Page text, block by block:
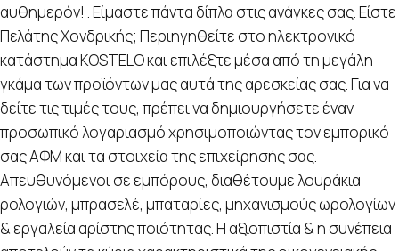
αυθημερόν! . Είμαστε πάντα δίπλα στις ανάγκες σας. Είστε
Πελάτης Χονδρικής; Περιηγηθείτε στο ηλεκτρονικό
κατάστημα KOSTELO και επιλέξτε μέσα από τη μεγάλη
γκάμα των προϊόντων μας αυτά της αρεσκείας σας. Για να
δείτε τις τιμές τους, πρέπει να δημιουργήσετε έναν
προσωπικό λογαριασμό χρησιμοποιώντας τον εμπορικό
σας ΑΦΜ και τα στοιχεία της επιχείρησής σας.
Απευθυνόμενοι σε εμπόρους, διαθέτουμε λουράκια
ρολογιών, μπρασελέ, μπαταρίες, μηχανισμούς ωρολογίων
& εργαλεία αρίστης ποιότητας. Η αξιοπιστία & η συνέπεια